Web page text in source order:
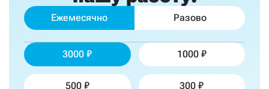
Ежемесячно Разово
3000 1000
500 300